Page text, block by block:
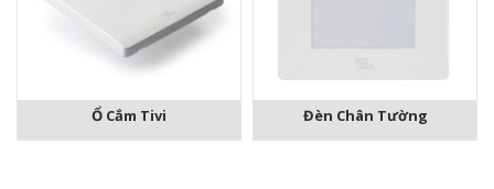
Ổ Cắm Tivi Đèn Chân Tường